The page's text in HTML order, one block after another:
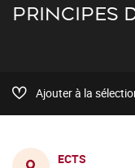
PRINCIPES
Ajouter à la
ECTS